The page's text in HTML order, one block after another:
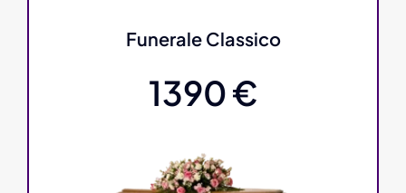
Funerale Classico
1390 €